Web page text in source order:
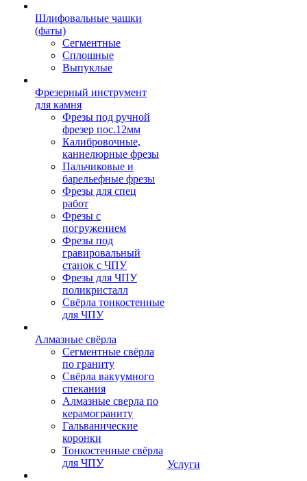
Шлифовальные чашки
(фаты)
Сегментные
Сплошные
Выпуклые
Фрезерный инструмент
для камня
Фрезы под ручной
фрезер пос.12мм
Калибровочные,
каннелюрные фрезы
Пальчиковые и
барельефные фрезы
Фрезы для спец
работ
Фрезы с
погружением
Фрезы под
гравировальный
станок с ЧПУ
Фрезы для ЧПУ
поликристалл
Свёрла тонкостенные
для ЧПУ
Алмазные свёрла
Сегментные свёрла
по граниту
Свёрла вакуумного
спекания
Алмазные сверла по
керамограниту
Гальванические
коронки
Тонкостенные свёрла
для ЧПУ
Услуги